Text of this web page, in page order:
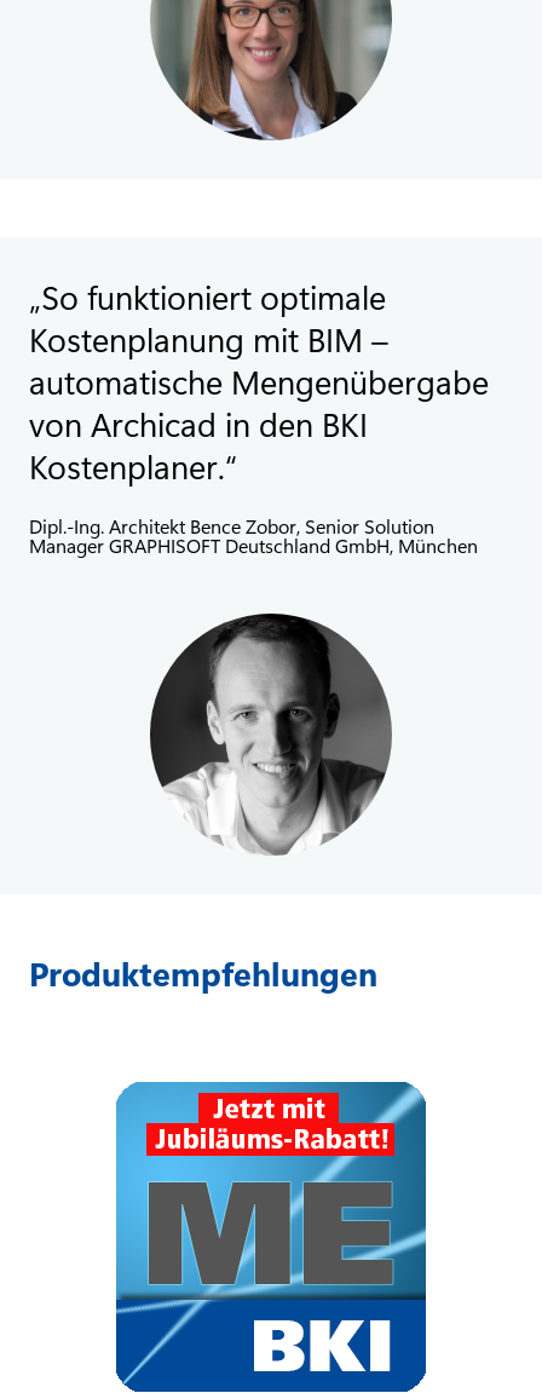
So funktioniert optimale
Kostenplanung mit BIM –
automatische Mengenübergabe
von Archicad in den BKI
Kostenplaner.
Dipl.-Ing. Architekt Bence Zobor, Senior Solution
Manager GRAPHISOFT Deutschland GmbH, München
Produktempfehlungen